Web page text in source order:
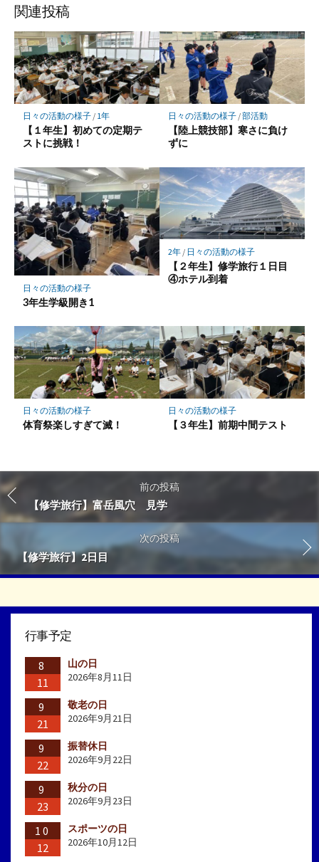
ア
ク
マ
ー
ク
に
保
存
関連投稿
日々の活動の様子/ 1年
【１年生】初めての定期テ
ストに挑戦！
日々の活動の様子/部活動
【陸上競技部】寒さに負け
ずに
日々の活動の様子
3年生学級開き1
2年/ 日々の活動の様子
【２年生】修学旅行１日目
④ホテル到着
日々の活動の様子
体育祭楽しすぎて滅！
日々の活動の様子
【３年生】前期中間テスト
前の投稿
【修学旅行】富岳風穴 見学
次の投稿
【修学旅行】2日目
行事予定
8
11
山の日
2026年8月11日
9
21
敬老の日
2026年9月21日
9
22
振替休日
2026年9月22日
9
23
秋分の日
2026年9月23日
10
12
スポーツの日
2026年10月12日